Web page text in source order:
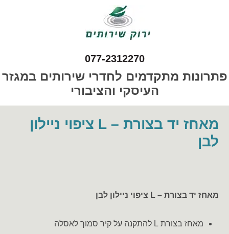
077-2312270
פתרונות מתקדמים לחדרי שירותים במגזר
העיסקי והציבורי
מאחז יד בצורת – L ציפוי ניילון
לבן
מאחז יד בצורת – L ציפוי ניילון לבן
מאחז בצורת L להתקנה על קיר סמוך לאסלה